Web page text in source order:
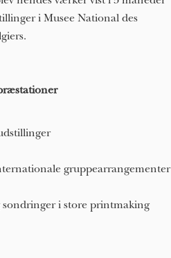
i Musee National des
gruppearrangementer
i store printmaking